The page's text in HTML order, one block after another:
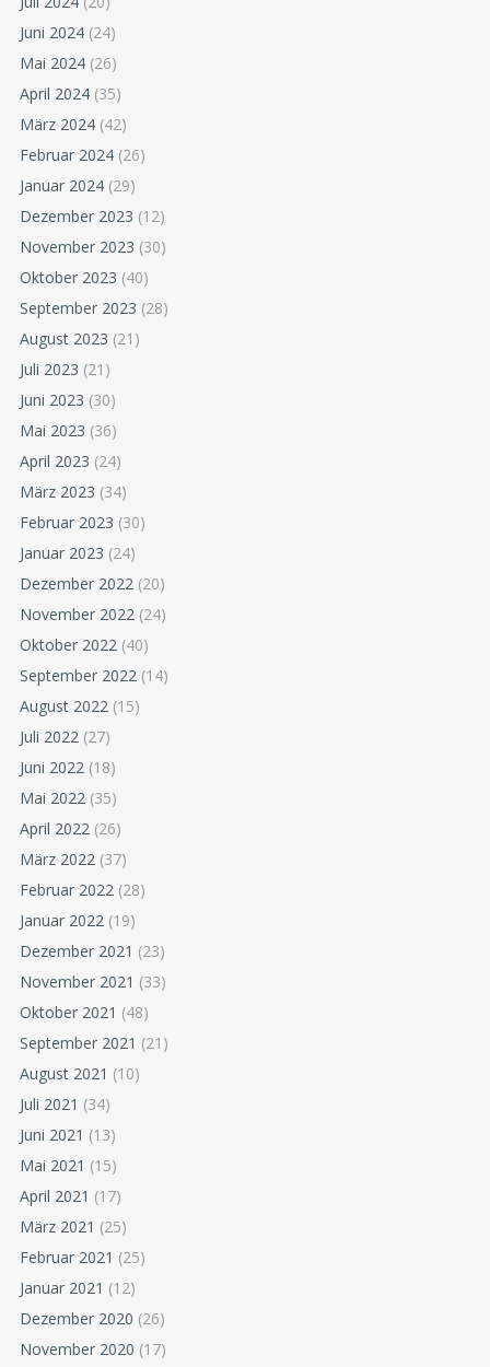
Juni 2024 (24)
Mai 2024 (26)
April 2024 (35)
März 2024 (42)
Februar 2024 (26)
Januar 2024 (29)
Dezember 2023 (12)
November 2023 (30)
Oktober 2023 (40)
September 2023 (28)
August 2023 (21)
Juli 2023 (21)
Juni 2023 (30)
Mai 2023 (36)
April 2023 (24)
März 2023 (34)
Februar 2023 (30)
Januar 2023 (24)
Dezember 2022 (20)
November 2022 (24)
Oktober 2022 (40)
September 2022 (14)
August 2022 (15)
Juli 2022 (27)
Juni 2022 (18)
Mai 2022 (35)
April 2022 (26)
März 2022 (37)
Februar 2022 (28)
Januar 2022 (19)
Dezember 2021 (23)
November 2021 (33)
Oktober 2021 (48)
September 2021 (21)
August 2021 (10)
Juli 2021 (34)
Juni 2021 (13)
Mai 2021 (15)
April 2021 (17)
März 2021 (25)
Februar 2021 (25)
Januar 2021 (12)
Dezember 2020 (26)
November 2020 (17)